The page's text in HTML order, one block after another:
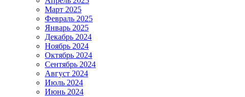
Март 2025
Февраль 2025
Январь 2025
Декабрь 2024
Ноябрь 2024
Октябрь 2024
Сентябрь 2024
Август 2024
Июль 2024
Июнь 2024